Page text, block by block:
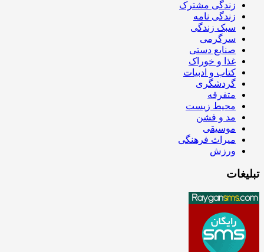
زندگی مشترک
زندگی نامه
سبک زندگی
سرگرمی
صنایع دستی
غذا و خوراک
کتاب و ادبیات
گردشگری
متفرقه
محیط زیست
مد و فشن
موسیقی
میراث فرهنگی
ورزش
تبلیغات